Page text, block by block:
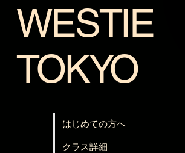
WESTIE
TOKYO
はじめての方へ
クラス詳細